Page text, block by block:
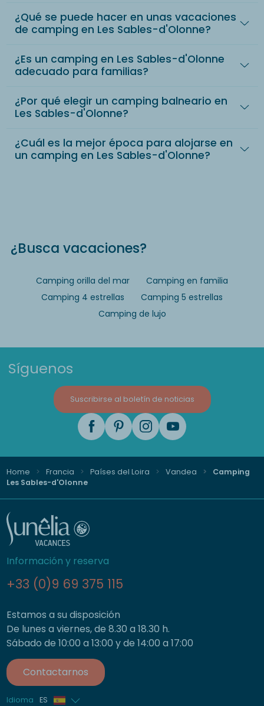
¿Qué se puede hacer en unas vacaciones
de camping en Les Sables-d'Olonne?
¿Es un camping en Les Sables-d'Olonne
adecuado para familias?
¿Por qué elegir un camping balneario en
Les Sables-d'Olonne?
¿Cuál es la mejor época para alojarse en
un camping en Les Sables-d'Olonne?
¿Busca vacaciones?
Camping orilla del mar
Camping en familia
Camping 4 estrellas
Camping 5 estrellas
Camping de lujo
Síguenos
Suscribirse al boletín de noticias
Home Francia Países del Loira Vandea
Camping
Les Sables-d'Olonne
Información y reserva
+33 (0)9 69 375 115
Estamos a su disposición
De lunes a viernes, de 8.30 a 18.30 h.
Sábado de 10:00 a 13:00 y de 14:00 a 17:00
Contactarnos
Idioma ES